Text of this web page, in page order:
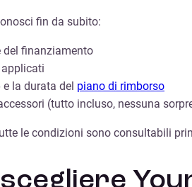
fin da subito:
del finanziamento
applicati
e la durata del piano di rimborso
(tutto incluso, nessuna
le condizioni sono consultabili